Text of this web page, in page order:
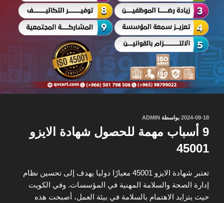
نُشر
2024-09-18 بواسطة ADMIN
9 أسباب مهمة للحصول شهادة الايزو
45001
تعتبر شهادة الايزو 45001 معيارًا دوليا يهدف إلى تحسين نظام
إدارة الصحة والسلامة المهنية في المؤسسات. وفي الكويت
حيث يتزايد الاهتمام بالسلامة في بيئة العمل، أصبحت هذه